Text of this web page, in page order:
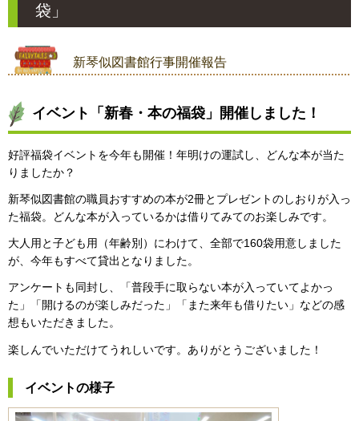
袋」
新琴似図書館行事開催報告
イベント「新春・本の福袋」開催しました！
好評福袋イベントを今年も開催！年明けの運試し、どんな本が当た
りましたか？
新琴似図書館の職員おすすめの本が2冊とプレゼントのしおりが入っ
た福袋。どんな本が入っているかは借りてみてのお楽しみです。
大人用と子ども用（年齢別）にわけて、全部で160袋用意しました
が、今年もすべて貸出となりました。
アンケートも同封し、「普段手に取らない本が入っていてよかっ
た」「開けるのが楽しみだった」「また来年も借りたい」などの感
想もいただきました。
楽しんでいただけてうれしいです。ありがとうございました！
イベントの様子